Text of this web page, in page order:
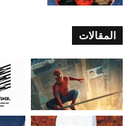
المقالات